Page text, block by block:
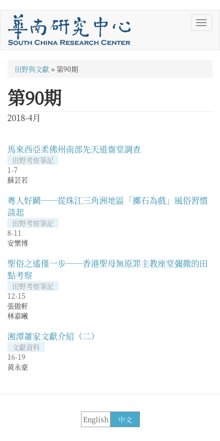
您
在
這
裡
田野與文獻 » 第90期
第90期
2018-4月
馬來西亞柔佛州南部先天道齋堂調查
田野考察筆記
1-7
蘇芸若
粵人好鬬──從珠江三角洲地區「擲石為戲」風俗習慣
談起
田野考察筆記
8-11
安樂博
聖俗之遙僅一步──香港聖母無原罪主教座堂彌撒的田
點考察
田野考察筆記
12-15
張傲軒
林嘉曦
湘潭蕭家文獻介紹（二）
文獻資料
16-19
黃永豪
中文
English